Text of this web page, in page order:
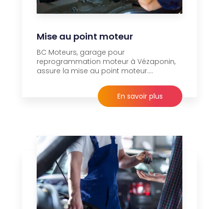
Mise au point moteur
BC Moteurs, garage pour
reprogrammation moteur à Vézaponin,
assure la mise au point moteur....
En savoir plus